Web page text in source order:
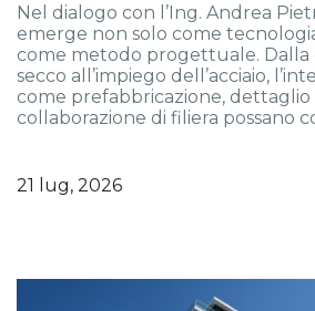
Nel dialogo con l’Ing. Andrea
emerge non solo come
come metodo progettuale. Dalla
secco all’impiego dell’acciaio,
come prefabbricazione, dettaglio
collaborazione di filiera possano
21 lug, 2026